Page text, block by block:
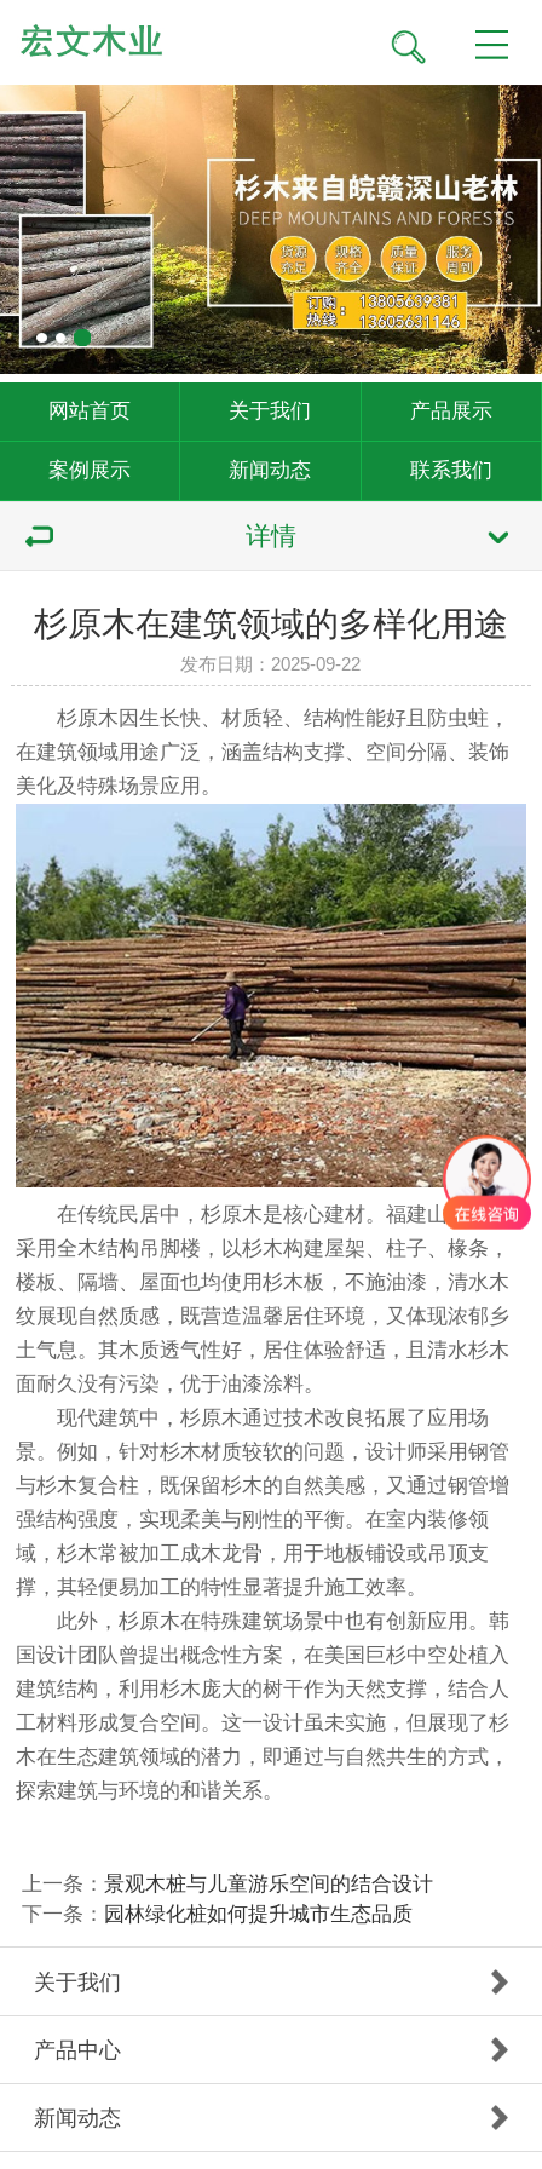
网站首页 关于我们 产品展示
案例展示 新闻动态 联系我们
详情
杉原木在建筑领域的多样化用途
发布日期：2025-09-22
杉原木因生长快、材质轻、结构性能好且防虫蛀，
在建筑领域用途广泛，涵盖结构支撑、空间分隔、装饰
美化及特殊场景应用。
在传统民居中，杉原木是核心建材。福建山区民居
采用全木结构吊脚楼，以杉木构建屋架、柱子、椽条，
楼板、隔墙、屋面也均使用杉木板，不施油漆，清水木
纹展现自然质感，既营造温馨居住环境，又体现浓郁乡
土气息。其木质透气性好，居住体验舒适，且清水杉木
面耐久没有污染，优于油漆涂料。
现代建筑中，杉原木通过技术改良拓展了应用场
景。例如，针对杉木材质较软的问题，设计师采用钢管
与杉木复合柱，既保留杉木的自然美感，又通过钢管增
强结构强度，实现柔美与刚性的平衡。在室内装修领
域，杉木常被加工成木龙骨，用于地板铺设或吊顶支
撑，其轻便易加工的特性显著提升施工效率。
此外，杉原木在特殊建筑场景中也有创新应用。韩
国设计团队曾提出概念性方案，在美国巨杉中空处植入
建筑结构，利用杉木庞大的树干作为天然支撑，结合人
工材料形成复合空间。这一设计虽未实施，但展现了杉
木在生态建筑领域的潜力，即通过与自然共生的方式，
探索建筑与环境的和谐关系。
上一条： 景观木桩与儿童游乐空间的结合设计
下一条： 园林绿化桩如何提升城市生态品质
关于我们
产品中心
新闻动态